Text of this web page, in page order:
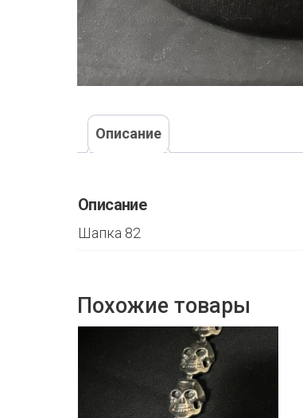
Описание
Описание
Шапка 82
Похожие товары